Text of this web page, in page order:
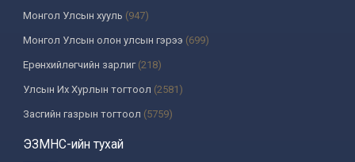
Монгол Улсын хууль (947)
Монгол Улсын олон улсын гэрээ (699)
Ерөнхийлөгчийн зарлиг(218)
Улсын Их Хурлын тогтоол (2581)
Засгийн газрын тогтоол (5759)
Үндсэн хуулийн цэцийн шийдвэр
ЭЗМНС-ийн тухай